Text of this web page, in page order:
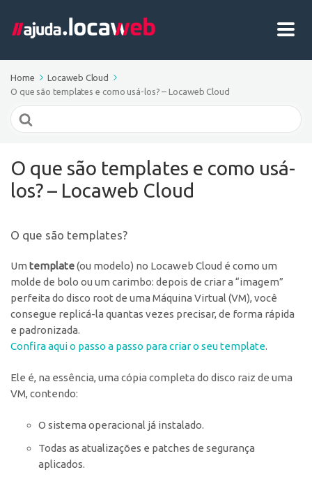
Home
Locaweb Cloud
O que são templates e como usá-los? – Locaweb Cloud
Search
For
O que são templates e como usá-
los? – Locaweb Cloud
O que são templates?
Um template(ou modelo) no Locaweb Cloud é como um
molde de bolo ou um carimbo: depois de criar a “imagem”
perfeita do disco root de uma Máquina Virtual (VM), você
consegue replicá-la quantas vezes precisar, de forma rápida
e padronizada.
Confira aqui o passo a passo para criar o seu template.
Ele é, na essência, uma cópia completa do disco raiz de uma
VM, contendo:
O sistema operacional já instalado.
Todas as atualizações e patches de segurança
aplicados.